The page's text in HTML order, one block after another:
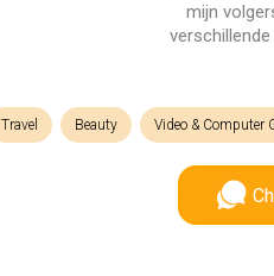
mijn
Travel Beauty Video & Computer